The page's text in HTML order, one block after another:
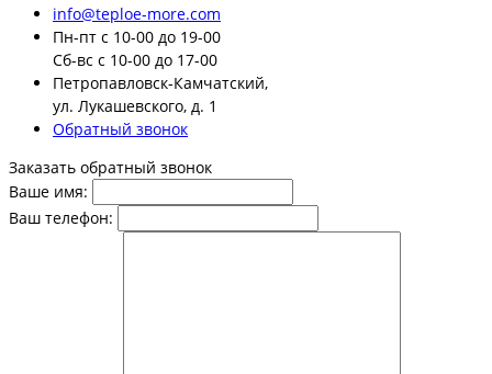
info@teploe-more.com
Пн-пт с 10-00 до 19-00
Сб-вс с 10-00 до 17-00
Петропавловск-Камчатский,
ул. Лукашевского, д. 1
Обратный звонок
Заказать обратный звонок
Ваше имя:
Ваш телефон: